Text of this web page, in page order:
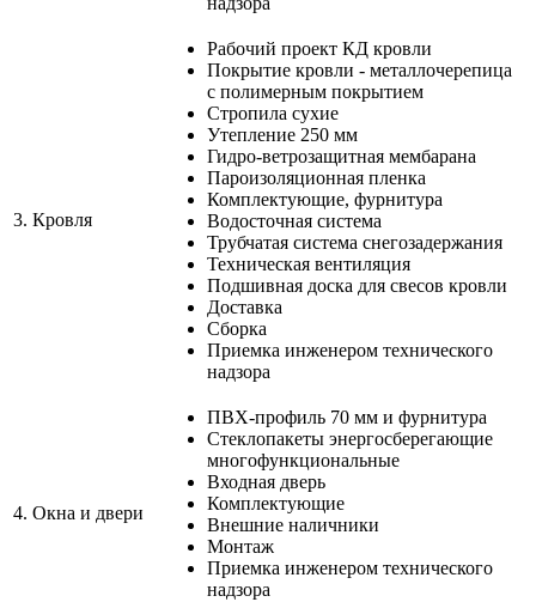
3. Кровля
Рабочий проект КД кровли
Покрытие кровли - металлочерепица
с полимерным покрытием
Стропила сухие
Утепление 250 мм
Гидро-ветрозащитная мембарана
Пароизоляционная пленка
Комплектующие, фурнитура
Водосточная система
Трубчатая система снегозадержания
Техническая вентиляция
Подшивная доска для свесов кровли
Доставка
Сборка
Приемка инженером технического
надзора
4. Окна и двери
ПВХ-профиль 70 мм и фурнитура
Стеклопакеты энергосберегающие
многофункциональные
Входная дверь
Комплектующие
Внешние наличники
Монтаж
Приемка инженером технического
надзора
Пишите нам
Онлайн · ответим за 5 минут
в рабочее время